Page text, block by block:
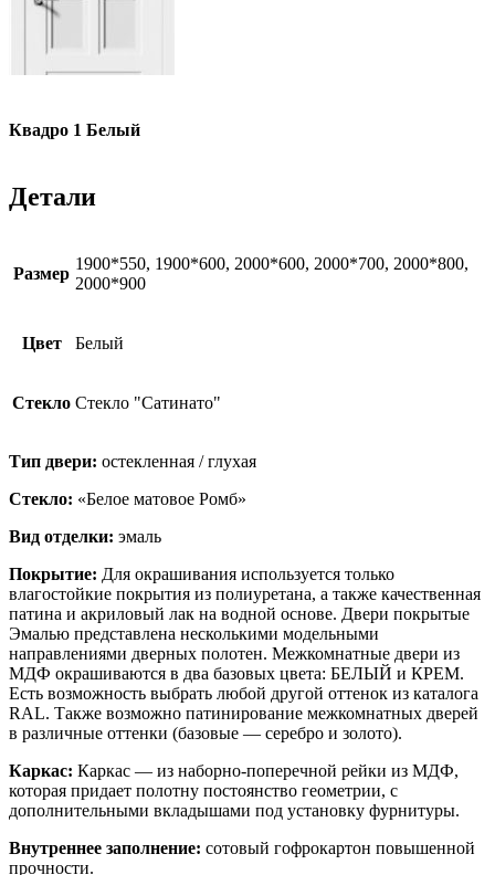
Квадро 1 Белый
Детали
Размер
1900*550, 1900*600, 2000*600, 2000*700, 2000*800,
2000*900
Цвет Белый
Стекло Стекло "Сатинато"
Тип двери: остекленная / глухая
Стекло: «Белое матовое Ромб»
Вид отделки: эмаль
Покрытие: Для окрашивания используется только
влагостойкие покрытия из полиуретана, а также качественная
патина и акриловый лак на водной основе. Двери покрытые
Эмалью представлена несколькими модельными
направлениями дверных полотен. Межкомнатные двери из
МДФ окрашиваются в два базовых цвета: БЕЛЫЙ и КРЕМ.
Есть возможность выбрать любой другой оттенок из каталога
RAL. Также возможно патинирование межкомнатных дверей
в различные оттенки (базовые — серебро и золото).
Каркас: Каркас — из наборно-поперечной рейки из МДФ,
которая придает полотну постоянство геометрии, с
дополнительными вкладышами под установку фурнитуры.
Внутреннее заполнение: сотовый гофрокартон повышенной
прочности.